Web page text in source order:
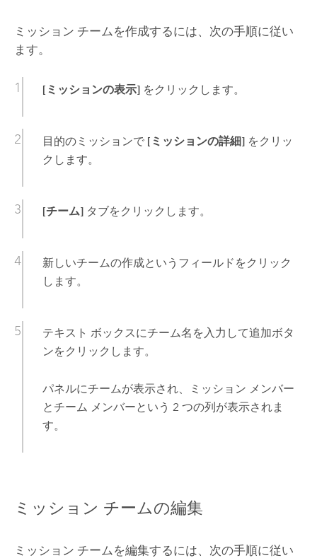
ミッション チームを作成するには、次の手順に従い
ます。
[ミッションの表示]をクリックします。
目的のミッションで [ミッションの詳細]をクリッ
クします。
[チーム]タブをクリックします。
新しいチームの作成というフィールドをクリック
します。
テキスト ボックスにチーム名を入力して追加ボタ
ンをクリックします。
パネルにチームが表示され、ミッション メンバー
とチーム メンバーという 2 つの列が表示されま
す。
ミッション チームの編集
ミッション チームを編集するには、次の手順に従い